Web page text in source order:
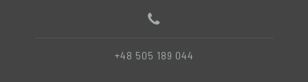
+48 505 189 044